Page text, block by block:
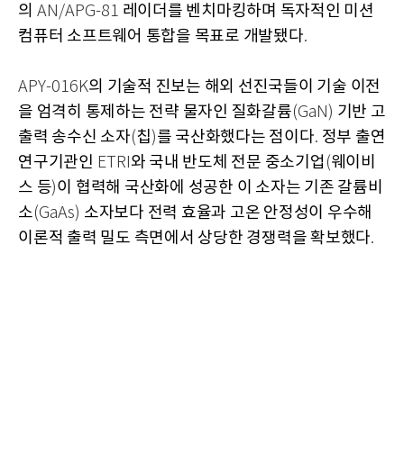
의 AN/APG-81 레이더를 벤치마킹하며 독자적인 미션
컴퓨터 소프트웨어 통합을 목표로 개발됐다.
APY-016K의 기술적 진보는 해외 선진국들이 기술 이전
을 엄격히 통제하는 전략 물자인 질화갈륨(GaN) 기반 고
출력 송수신 소자(칩)를 국산화했다는 점이다. 정부 출연
연구기관인 ETRI 와 국내 반도체 전문 중소기업 (웨이비
스 등)이 협력해 국산화에 성공한 이 소자는 기존 갈륨비
소(GaAs) 소자보다 전력 효율과 고온 안정성이 우수해
이론적 출력 밀도 측면에서 상당한 경쟁력을 확보했다.